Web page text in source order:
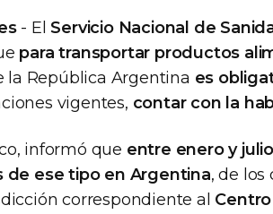
- ElServicio Nacional de
para transportar productos
la República Argentina es
vigentes, contar con la
informó que entre enero y
de ese tipo en Argentina, de
correspondiente al